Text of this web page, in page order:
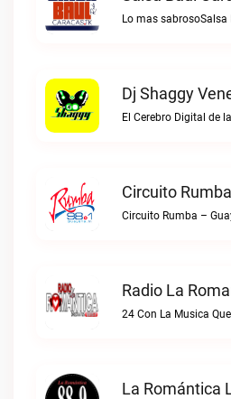
Dj Shaggy
Circuito
Circuito Rumba –
Radio La
La Romántica